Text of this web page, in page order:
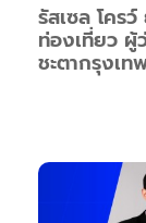
รัสเซล โคร
ท่องเที่ยว ผู้
ชะตากรุงเ